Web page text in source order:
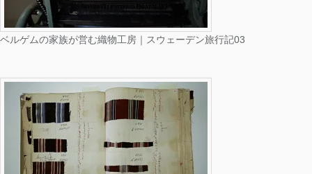
ベルゲムの家族が営む織物工房｜スウェーデン旅行記03